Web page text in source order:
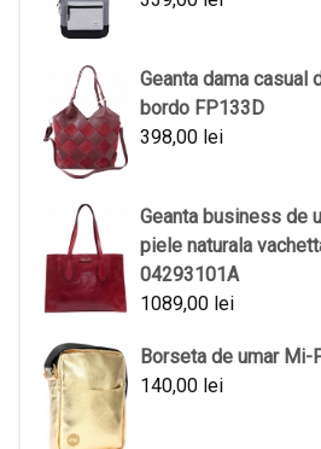
Geanta dama casual
bordo FP133D
398,00 lei
Geanta business de
piele naturala
04293101A
1089,00 lei
Borseta de umar Mi-
140,00 lei